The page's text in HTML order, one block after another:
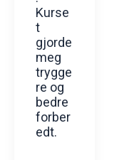
Kurse
t
gjorde
meg
trygge
re og
bedre
forber
edt.